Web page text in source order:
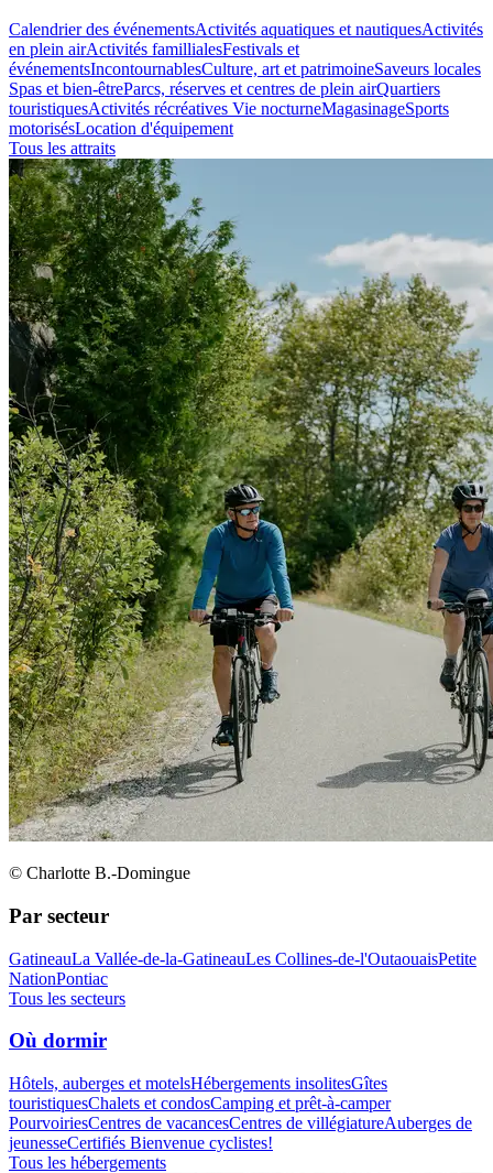
Calendrier des événementsActivités aquatiques et nautiquesActivités
en plein airActivités famillialesFestivals et
événementsIncontournablesCulture, art et patrimoineSaveurs locales
Spas et bien-êtreParcs, réserves et centres de plein airQuartiers
touristiquesActivités récréatives Vie nocturneMagasinageSports
motorisésLocation d'équipement
Tous les attraits
© Charlotte B.-Domingue
Par secteur
GatineauLa Vallée-de-la-GatineauLes Collines-de-l'OutaouaisPetite
NationPontiac
Tous les secteurs
Où dormir
Hôtels, auberges et motelsHébergements insolitesGîtes
touristiquesChalets et condosCamping et prêt-à-camper
PourvoiriesCentres de vacancesCentres de villégiatureAuberges de
jeunesseCertifiés Bienvenue cyclistes!
Tous les hébergements